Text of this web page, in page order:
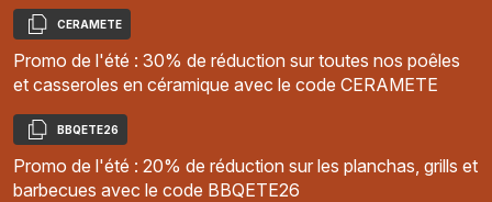
Copier
CERAMETE
Promo de l'été : 30% de réduction sur toutes nos poêles
et casseroles en céramique avec le code CERAMETE
Copier
BBQETE26
Promo de l'été : 20% de réduction sur les planchas, grills et
barbecues avec le code BBQETE26